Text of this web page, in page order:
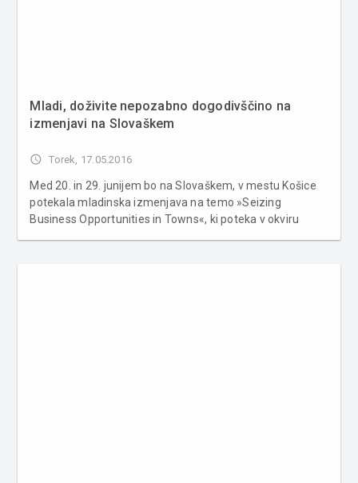
Mladi, doživite nepozabno dogodivščino na
izmenjavi na Slovaškem
access_time Torek, 17.05.2016
Med 20. in 29. junijem bo na Slovaškem, v mestu Košice
potekala mladinska izmenjava na temo »Seizing
Business Opportunities in Towns«, ki poteka v okviru